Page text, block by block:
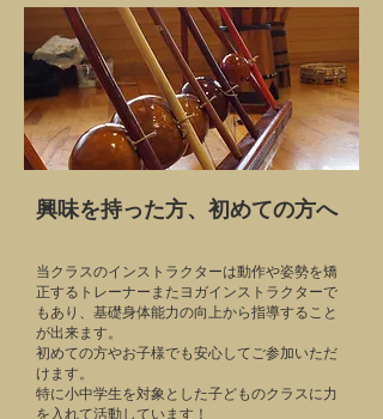
興味を持った方、初めての方へ
当クラスのインストラクターは動作や姿勢を矯
正するトレーナーまたヨガインストラクターで
もあり、基礎身体能力の向上から指導すること
が出来ます。
初めての方やお子様でも安心してご参加いただ
けます。
特に小中学生を対象とした子どものクラスに力
を入れて活動しています！